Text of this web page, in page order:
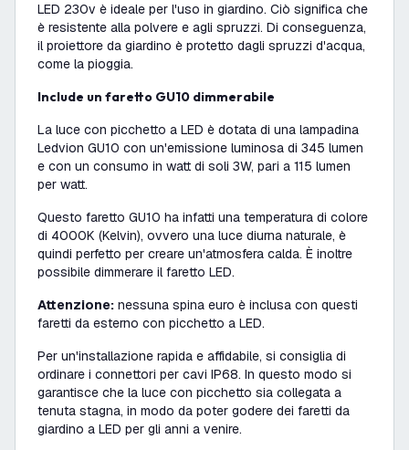
LED 230v è ideale per l'uso in giardino. Ciò significa che
è resistente alla polvere e agli spruzzi. Di conseguenza,
il proiettore da giardino è protetto dagli spruzzi d'acqua,
come la pioggia.
Include un faretto GU10 dimmerabile
La luce con picchetto a LED è dotata di una lampadina
Ledvion GU10 con un'emissione luminosa di 345 lumen
e con un consumo in watt di soli 3W, pari a 115 lumen
per watt.
Questo faretto GU10 ha infatti una temperatura di colore
di 4000K (Kelvin), ovvero una luce diurna naturale, è
quindi perfetto per creare un'atmosfera calda. È inoltre
possibile dimmerare il faretto LED.
Attenzione: nessuna spina euro è inclusa con questi
faretti da esterno con picchetto a LED.
Per un'installazione rapida e affidabile, si consiglia di
ordinare i connettori per cavi IP68. In questo modo si
garantisce che la luce con picchetto sia collegata a
tenuta stagna, in modo da poter godere dei faretti da
giardino a LED per gli anni a venire.